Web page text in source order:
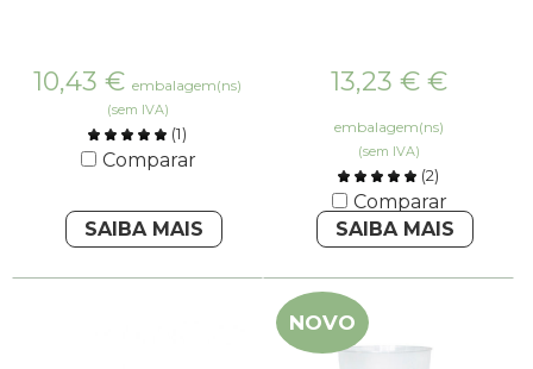
10,43 € embalagem(ns)
(sem IVA)
(1)
Comparar
SAIBA MAIS
13,23 € €
embalagem(ns)
(sem IVA)
(2)
Comparar
SAIBA MAIS
NOVO